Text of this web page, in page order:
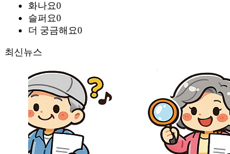
화나요0
슬퍼요0
더 궁금해요0
최신뉴스